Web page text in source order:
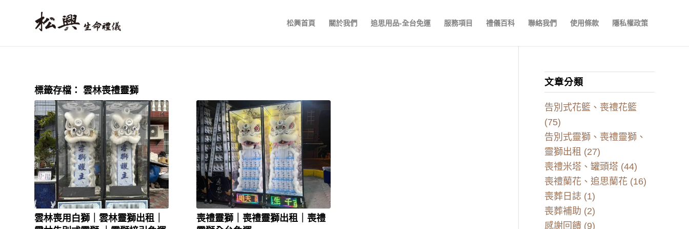
松興首頁 關於我們 追思用品-全台免運 服務項目 禮儀百科 聯絡我們 使用條款 隱私權政策
標籤存檔： 雲林喪禮靈獅
雲林喪用白獅｜雲林靈獅出租｜
喪禮靈獅｜喪禮靈獅出租｜喪禮
文章分類
告別式花籃、喪禮花籃
(75)
告別式靈獅、喪禮靈獅、
靈獅出租 (27)
喪禮米塔、罐頭塔 (44)
喪禮蘭花、追思蘭花(16)
喪葬日誌 (1)
喪葬補助 (2)
感謝回饋(9)